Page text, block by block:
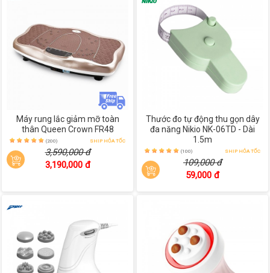
Máy rung lắc giảm mỡ toàn
thân Queen Crown FR48
(200) SHIP HỎA TỐC
3,590,000 đ
3,190,000 đ
Thước đo tự động thu gọn dây
đa năng Nikio NK-06TD - Dài
1.5m
(100) SHIP HỎA TỐC
109,000 đ
59,000 đ